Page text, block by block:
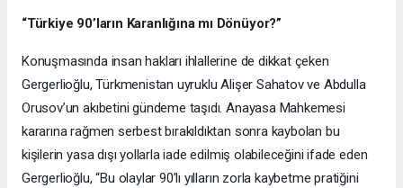
“Türkiye 90’ların Karanlığına mı Dönüyor?”
Konuşmasında insan hakları ihlallerine de dikkat çeken
Gergerlioğlu, Türkmenistan uyruklu Alişer Sahatov ve Abdulla
Orusov’un akıbetini gündeme taşıdı. Anayasa Mahkemesi
kararına rağmen serbest bırakıldıktan sonra kaybolan bu
kişilerin yasa dışı yollarla iade edilmiş olabileceğini ifade eden
Gergerlioğlu, “Bu olaylar 90’lı yılların zorla kaybetme pratiğini